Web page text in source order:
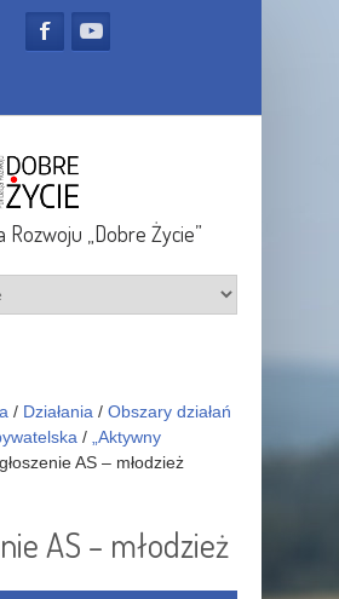
Rozwoju „Dobre Życie”
/ Działania / Obszary działań
/ „Aktywny
AS – młodzież
AS – młodzież